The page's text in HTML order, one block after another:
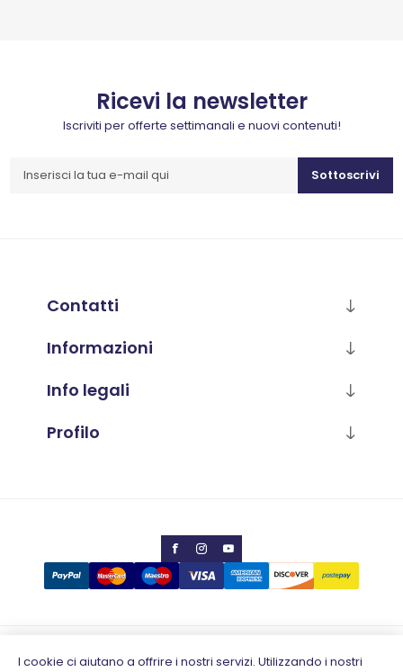
Ricevi la newsletter
Iscriviti per offerte settimanali e nuovi contenuti!
Sottoscrivi
Contatti
Informazioni
Info legali
Profilo
Copyright © 2026 Calabria Luana
I cookie ci aiutano a offrire i nostri servizi. Utilizzando i nostri